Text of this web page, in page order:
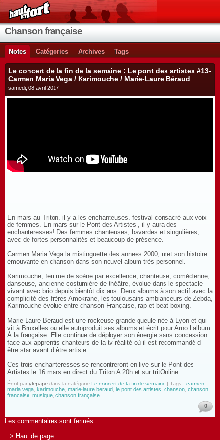
Chanson française
Notes Catégories Archives Tags
Le concert de la fin de la semaine : Le pont des artistes #13-
Carmen Maria Vega / Karimouche / Marie-Laure Béraud
samedi, 08 avril 2017
En mars au Triton, il y a les enchanteuses, festival consacré aux voix
de femmes. En mars sur le Pont des Artistes , il y aura des
enchanteresses! Des femmes chanteuses, bavardes et singulières,
avec de fortes personnalités et beaucoup de présence.
Carmen Maria Vega la mistinguette des annees 2000, met son histoire
émouvante en chanson dans son nouvel album très personnel.
Karimouche, femme de scène par excellence, chanteuse, comédienne,
danseuse, ancienne costumière de théâtre, évolue dans le spectacle
vivant avec brio depuis bientôt dix ans. Deux albums à son actif avec la
complicité des frères Amokrane, les toulousains ambianceurs de Zebda,
Karimouche évolue entre chanson Française, rap et beat boxing.
Marie Laure Beraud est une rockeuse grande gueule née à Lyon et qui
vit à Bruxelles où elle autoproduit ses albums et écrit pour Arno l album
À la française. Elle continue de déployer son énergie sans concession
face aux apprentis chanteurs de la tv réalité où il est recommandé d
être star avant d être artiste.
Ces trois enchanteresses se rencontreront en live sur le Pont des
Artistes le 16 mars en direct du Triton A 20h et sur tritOnline
Écrit par ylepape dans la catégorie Le concert de la fin de semaine | Tags : carmen
maria vega karimouche marie-laure beraud le pont des artistes chanson chanson
francaise musique chanson française
0
Les commentaires sont fermés.
> Haut de page